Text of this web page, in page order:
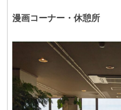
漫画コーナー・休憩所